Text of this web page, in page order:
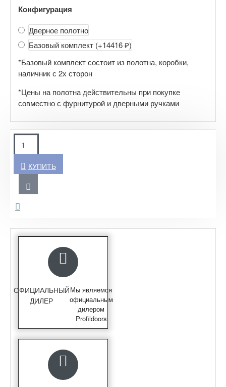
Конфигурация
Дверное полотно
Базовый комплект (+14416 ₽)
*Базовый комплект состоит из полотна, коробки,
наличник с 2х сторон
*Цены на полотна действительны при покупке
совместно с фурнитурой и дверными ручками
КУПИТЬ
ОФИЦИАЛЬНЫЙ
ДИЛЕР
Мы являемся
официальным
дилером
Profildoors